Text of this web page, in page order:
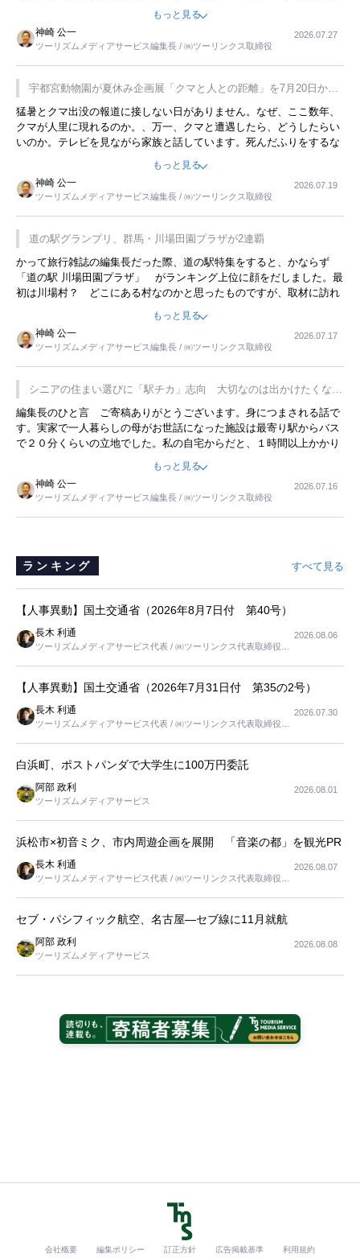
をした時は、移動はグレイハウンドバスでした。夕方から夜の便を利
用してホテル代を浮かせていました。ただし、若いからできたことで
す。若い人が夜行バスで京都に行った、青森に行ったと聞くと、疲れ
が残らないのかなと思ってしまいます。
もっと見る
神崎 公一
ツーリズムメディアサービス編集長 / ㈱ツーリンクス取締役
2026.07.27
宇都宮動物園が夏休み企画展「クマと人との距離」を7月20日から
開催
猛暑とクマ出没の報道に接しない日がありません。なぜ、ここ数年、
クマが人里に現れるのか。、万一、クマと遭遇したら、どうしたらい
いのか。テレビを見ながら家族と話しています。死んだふりをするな
んてことは、冗談でもいえません。そんな中で、この企画展はタイム
もっと見る
神崎 公一
ツーリズムメディアサービス編集長 / ㈱ツーリンクス取締役
2026.07.19
道の駅グランプリ、群馬・川場田園プラザが2連覇
かって旅行雑誌の編集長だった際、道の駅特集をすると、かならず
「道の駅 川場田園プラザ」 がランキング上位に顔をだしました。最
初は川場村？ どこにある村なのかと思ったものですが、取材に訪れ
永井 彰一社長にインタビューしたら、興味深い話が次々が飛び出しま
した。プレゼンも巧みで、今でも思い出すことが２つあります。一つ
は、従業員に東京ディズニーランドを見学させ、サービス業、接客業
の何かを理解してもらっていることです。 もう一つは1800円もする
プレミアムヨーグルトを販売するにあたり、社内に懸念もあったそう
です。永井社長は、駐車場に都内ナンバーの高級外車が停まっている
ことに目をつけ、高級商品でも売れると確信したそうです。今回の記
事を懐かしく読みました。
もっと見る
神崎 公一
ツーリズムメディアサービス編集長 / ㈱ツーリンクス取締役
2026.07.17
シニアの住まい選びに「駅チカ」志向 大切なのは出かけたくなる
暮らし
編集長のひと言 ご寄稿ありがとうございます。身につまされる話で
す。実家で一人暮らしの母がお世話になった施設は最寄り駅からバス
で２０分くらいの立地でした。私の自宅からだと、１時間以上かかり
ました。母の住まいから近いという理由で、その施設を選択したので
すが、私と妹にとっては、半日仕事ででした。シニアの住まい選び
は、当人だけではなく、世話をする家族の足の便も考えない外池ない
と思いました。
もっと見る
神崎 公一
ツーリズムメディアサービス編集長 / ㈱ツーリンクス取締役
2026.07.16
ランキング すべて見る
【人事異動】国土交通省（2026年8月7日付 第40号）
長木 利通
ツーリズムメディアサービス代表 / ㈱ツーリンクス代表取締役社
2026.08.06
【人事異動】国土交通省（2026年7月31日付 第35の2号）
長木 利通
ツーリズムメディアサービス代表 / ㈱ツーリンクス代表取締役社
2026.07.30
白浜町、ポストパンダで大学生に100万円委託
阿部 政利
ツーリズムメディアサービス
2026.08.01
浜松市×初音ミク、市内周遊企画を展開 「音楽の都」を観光PR
長木 利通
ツーリズムメディアサービス代表 / ㈱ツーリンクス代表取締役社
2026.08.07
セブ・パシフィック航空、名古屋―セブ線に11月就航
阿部 政利
ツーリズムメディアサービス
2026.08.08
会社概要 編集ポリシー 訂正方針 広告掲載基準 利用規約